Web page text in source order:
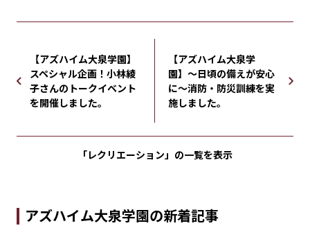
【アズハイム大泉学園】
スペシャル企画！小林綾
子さんのトークイベント
を開催しました。
【アズハイム大泉学
園】〜日頃の備えが安心
に〜消防・防災訓練を実
施しました。
「レクリエーション」の一覧を表示
アズハイム大泉学園の新着記事